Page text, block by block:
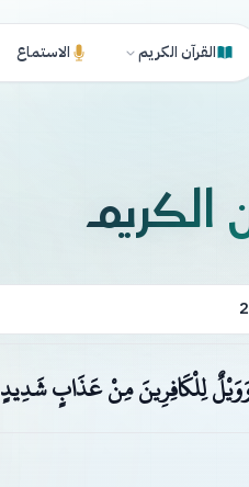
القرآن الكريم الاستماع
الكريم
وَوَيْلٌ لِلْكَافِرِينَ مِنْ عَذَابٍ شَدِيدٍ